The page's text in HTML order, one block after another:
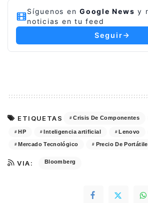
Síguenos en Google News y
noticias en tu feed
Seguir
ETIQUETAS Crisis De Componentes
HP Inteligencia artificial Lenovo
Mercado Tecnológico Precio De
VIA: Bloomberg